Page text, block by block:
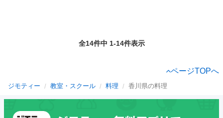
全14件中 1-14件表示
ページTOPへ
ジモティー 教室・スクール 料理 香川県の料理